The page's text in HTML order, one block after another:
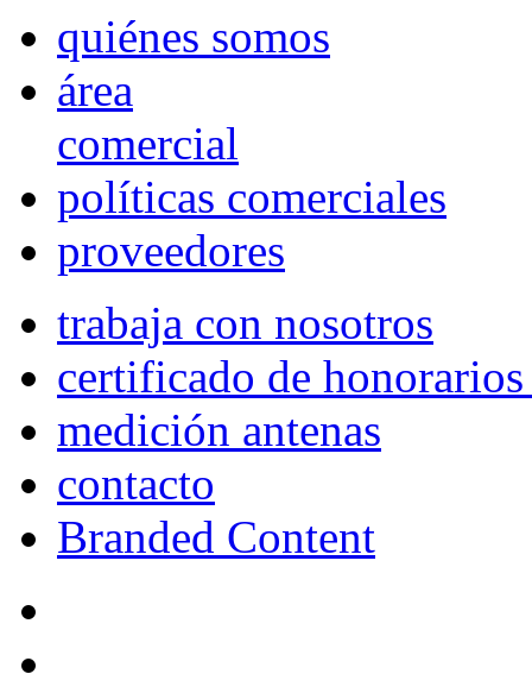
quiénes somos
área
comercial
políticas comerciales
proveedores
trabaja con nosotros
certificado de
medición antenas
contacto
Branded Content